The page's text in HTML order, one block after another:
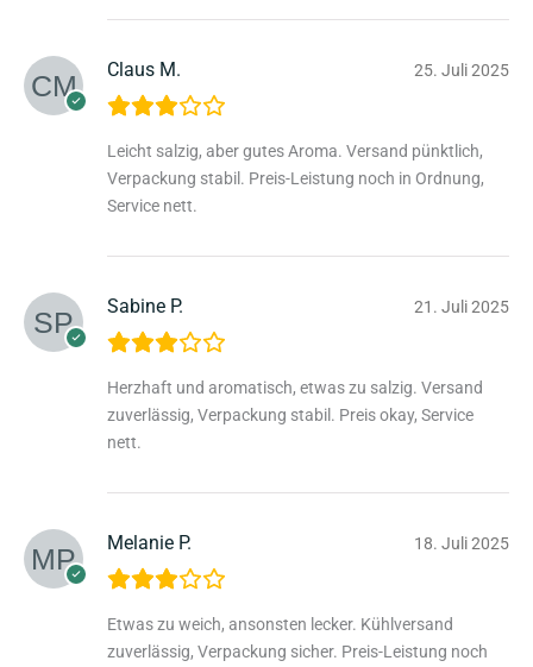
Claus M. 25. Juli 2025
Leicht salzig, aber gutes Aroma. Versand pünktlich,
Verpackung stabil. Preis-Leistung noch in Ordnung,
Service nett.
Sabine P. 21. Juli 2025
Herzhaft und aromatisch, etwas zu salzig. Versand
zuverlässig, Verpackung stabil. Preis okay, Service
nett.
Melanie P. 18. Juli 2025
Etwas zu weich, ansonsten lecker. Kühlversand
zuverlässig, Verpackung sicher. Preis-Leistung noch